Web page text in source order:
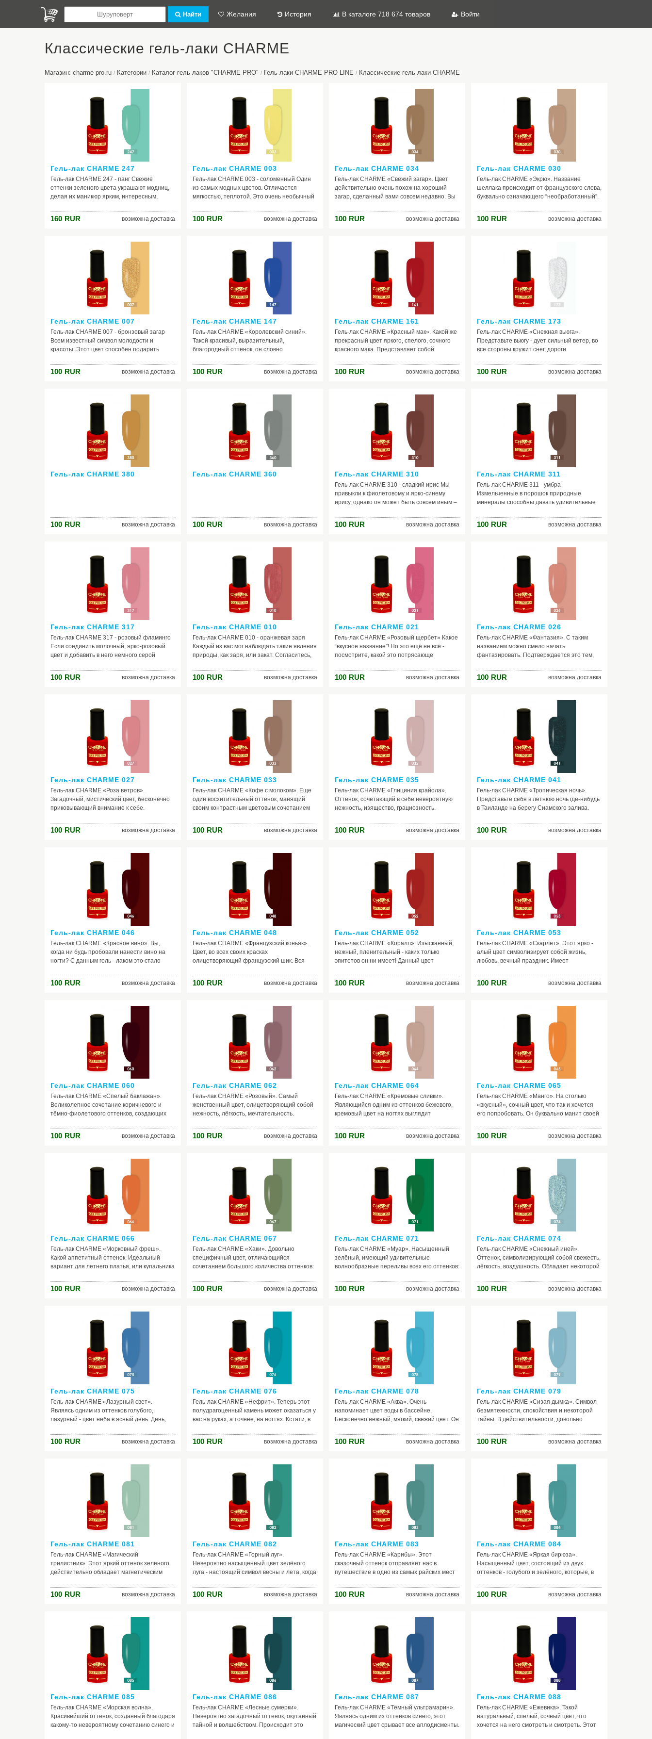
Найти Желания История В каталоге 718 674 товаров Войти
Классические гель-лаки CHARME
Магазин: charme-pro.ru / Категории / Каталог гель-лаков "CHARME PRO" / Гель-лаки CHARME PRO LINE / Классические гель-лаки CHARME
Гель-лак CHARME 247
Гель-лак CHARME 247 - панг Свежие
оттенки зеленого цвета украшают модниц,
делая их маникюр ярким, интересным,
нежнейший природный оттенок на ваших
пальчиках. Благодаря мягкой палитре он не
и окружающим. Чудесные мятные оттенки
идут как брюнеткам, так и блондинкам. Если
же вы подберете туфельки и сумочку в тон,
сможете стать на любом мероприятии
160 RUR возможна доставка
Гель-лак CHARME 003
Гель-лак CHARME 003 - соломенный Один
из самых модных цветов. Отличается
мягкостью, теплотой. Это очень необычный
удивительно красивое мерцание на ногтях,
что не оставит равнодушным ни одну
будут выглядеть стильно, красиво
переливаться различными оттенками
соломенного цвета. С таким цветом ты
будешь на пике моды и красоты!
100 RUR возможна доставка
Гель-лак CHARME 034
Гель-лак CHARME «Свежий загар». Цвет
действительно очень похож на хороший
загар, сделанный вами совсем недавно. Вы
песок, лёгкий ветерок, ласковое солнце - всё
это нашло отражение в этом удивительном
песочный, насыщенный жёлтый, как
впрочем, и остальные тёплые цвета
(розовый, бежевый, оранжевый, красный и
другие) очень хорошо будут смотреться с
100 RUR возможна доставка
Гель-лак CHARME 030
Гель-лак CHARME «Экрю». Название
шеллака происходит от французского слова,
буквально означающего “необработанный”.
и коричневого. В действительности цвет
очень близок к бежевому, играя всеми его
оттеночной гаммой, лак для ногтей
невероятно востребован среди девушек и
100 RUR возможна доставка
Гель-лак CHARME 007
Гель-лак CHARME 007 - бронзовый загар
Всем известный символ молодости и
красоты. Этот цвет способен подарить
положительной энергии. Словно хороший
загар, лак ложится также ровно.
коричневые оттенки с красным, или жёлтым
отливом, в некотором смысле очень
напоминающих золото. Поэтому, поверьте, с
таким гель - лаком ваши ноготки будут
смотреться очень даже богато!
100 RUR возможна доставка
Гель-лак CHARME 147
Гель-лак CHARME «Королевский синий».
Такой красивый, выразительный,
благородный оттенок, он словно
гармонии, полета по бескрайнему небу. Лак
для ногтей идеален в качестве дополнения
красоту, женственность, индивидуальность.
Цвет настоящих принцесс и королев! Синий
имеет большое количество сочетаний с
другими оттенками, где каждый раз он
раскрывает себя по-новому, так что смело
можете экспериментировать.
100 RUR возможна доставка
Гель-лак CHARME 161
Гель-лак CHARME «Красный мак». Какой же
прекрасный цвет яркого, спелого, сочного
красного мака. Представляет собой
огня, сильной энергетики. Хорошо будет
сочетаться с одеждой такого же красного в
синим, жёлтым, оранжевым, золотистым.
Если вы хотите стать заметнее, создать
действительно яркий, неподражаемый,
невероятно привлекательный образ, очень
рекомендуем вам приобрести такой шеллак.
100 RUR возможна доставка
Гель-лак CHARME 173
Гель-лак CHARME «Снежная вьюга».
Представьте вьюгу - дует сильный ветер, во
все стороны кружит снег, дороги
передаёт это особое состояние. Да, с одной
стороны хочется, чтобы вьюга поскорее
согласитесь в ней есть что-то такое
таинственное, магическое, когда всё в снегу,
ничего не видно, все во мгле, открывается
простор для фантазий, и ты чувствуешь
жизнь и движение природы. Поэтому, если
вы захотите создать какой-то невероятный
загадочный образ, не забудьте нанести на
ногти этот шеллак.
100 RUR возможна доставка
Гель-лак CHARME 380
100 RUR возможна доставка
Гель-лак CHARME 360
100 RUR возможна доставка
Гель-лак CHARME 310
Гель-лак CHARME 310 - сладкий ирис Мы
привыкли к фиолетовому и ярко-синему
ирису, однако он может быть совсем иным –
лепестки растут как будто без воды и
солнечного цвета. Но вот чей-то ласковый
расцветает от удовольствия, наполняясь
энергий и силой. Так под лучами УФ-лампы
раскрывается гель-лак «Сладкий ирис».
Темный, строгий цвет наполняется
очарованием, гармонией и блеском.
100 RUR возможна доставка
Гель-лак CHARME 311
Гель-лак CHARME 311 - умбра
Измельченные в порошок природные
минералы способны давать удивительные
ассоциации с рыхлой землей, шкуркой
животных, ароматной древесиной. В нем
природно. Этот теплый, глубокий цвет
подарит истинное наслаждение той, кто
любит быть в гармонии с природой, ценит
ее подлинную красоту. Идеально выглядит в
сочетании с другими природными цветами –
терракотовым, зеленым, желтым.
100 RUR возможна доставка
Гель-лак CHARME 317
Гель-лак CHARME 317 - розовый фламинго
Если соединить молочный, ярко-розовый
цвет и добавить в него немного серой
«розовый фламинго». Романтичный и
свежий, прелестный в своей наивности, он
гламурной женщины. В ней столько
мечтательности и нежности, что она не
боится «девичьих» розовых оттенков. Гель-
лак «Розовый фламинго» - классика легкого
и непосредственного отношения к жизни.
100 RUR возможна доставка
Гель-лак CHARME 010
Гель-лак CHARME 010 - оранжевая заря
Каждый из вас мог наблюдать такие явления
природы, как заря, или закат. Согласитесь,
Ну а мы, тем временем, представляем
вашем вниманию - зарю, утопающую в лучах
романтики, волшебства и непередаваемых
счастливых мгновений. С этим лаком для
ногтей вы с лёгкостью сможете поймать ту
самую волну “оранжевого счастья”!
100 RUR возможна доставка
Гель-лак CHARME 021
Гель-лак CHARME «Розовый щербет» Какое
“вкусное название”! Но это ещё не всё -
посмотрите, какой это потрясающе
особенность - он всегда в тренде! Во -
первых, потому что в нём можно разглядеть
цвета фуксии. Во - вторых, сочетается с
большим количеством других цветов: белым,
серым, голубым, сиреневым, бирюзовым,
жёлтым, коричневым и т.д. Он подходит
брюнеткам, так и блондинкам. Поэтому,
дорогие красавицы, обратите особое
внимание на данный шеллак!
100 RUR возможна доставка
Гель-лак CHARME 026
Гель-лак CHARME «Фантазия». С таким
названием можно смело начать
фантазировать. Подтверждается это тем,
любому цвету одежды из вашего гардероба.
Синий, жёлтый, голубой, красный, зелёный,
был цвет, каждый по-своему будет идеально
сочетаться с этим лаком для ногтей.
Потребуется только одно - отсутствие
страха к экспериментам, и тогда у вас
появится возможность открыть для себя
новые интересные образы, в которых вы
будете смотреться невероятно
фантастично.
100 RUR возможна доставка
Гель-лак CHARME 027
Гель-лак CHARME «Роза ветров».
Загадочный, мистический цвет, бесконечно
приковывающий внимание к себе.
одновременно стойкий, яркий, насыщенный.
Это оттенок настроения, который
гель - лака, вы открываете тайну, которая
знакома будет только вам. Этот
удивительный цвет способен наполнить
ваш образ безграничной свободой и
100 RUR возможна доставка
Гель-лак CHARME 033
Гель-лак CHARME «Кофе с молоком». Еще
один восхитительный оттенок, манящий
своим контрастным цветовым сочетанием
загадочный цвет, способный сделать ваши
ноготки неузнаваемо выразительными. С
белого, коричневого и зелёного цветов.
Шеллак способен подчеркнуть глубину и
многогранность вашего образа, сделав его
неподражаемо чудесным.
100 RUR возможна доставка
Гель-лак CHARME 035
Гель-лак CHARME «Глициния крайола».
Оттенок, сочетающий в себе невероятную
нежность, изящество, грациозность.
растение, именно поэтому этот цвет так
экзотичен, обладая всеми качествами для
для ваших ногтей. На солнце гель - лак
способен переливаться своими красками:
светло - розовым, сиреневым и фиолетовым
100 RUR возможна доставка
Гель-лак CHARME 041
Гель-лак CHARME «Тропическая ночь».
Представьте себя в летнюю ночь где-нибудь
в Таиланде на берегу Сиамского залива.
самые сладкие - восторг, радость, приятное
волнение, полное единение с природой.
наполнен «ароматом тропиков» и способен
передать это вам. Кроме этого, заметьте его
лёгкое волшебное мерцание, что добавляет
ярких положительных эмоций. Если вы
желаете окунуться в эту загадочную
тропическую атмосферу, данный лак для
ногтей для вас - mush have.
100 RUR возможна доставка
Гель-лак CHARME 046
Гель-лак CHARME «Красное вино». Вы,
когда ни будь пробовали нанести вино на
ногти? С данным гель - лаком это стало
как лучшее французское вино, насыщенный,
шелковистый, богатый на оттенки -
смородиновый. К такому цвету хорошо
подойдут - ярко - жёлтый, оранжевый,
молочно - белый, бежевый, благородный
зелёный, синий, серебряный и золотистый.
100 RUR возможна доставка
Гель-лак CHARME 048
Гель-лак CHARME «Французский коньяк».
Цвет, во всех своих красках
олицетворяющий французский шик. Вся
гармоничном сочетании глубокого
коричневого и лёгкого красного, где первый
Можете быть уверены, с таким цветом вы
всегда будете в моде. Особенно хорошо лак
для ногтей будет смотреться на загорелой,
100 RUR возможна доставка
Гель-лак CHARME 052
Гель-лак CHARME «Коралл». Изысканный,
нежный, пленительный - каких только
эпитетов он ни имеет! Данный цвет
кораллово - красный, красно - оранжевый,
лилово - розовый, розово - оранжевый.
коралловых тонов. Наиболее актуален в
весенне - летний период - время
пробуждения, свежести, отдыха. Именно в
этот момент гель - лак становится важным
из главных ролей в создании необходимого
100 RUR возможна доставка
Гель-лак CHARME 053
Гель-лак CHARME «Скарлет». Этот ярко -
алый цвет символизирует собой жизнь,
любовь, вечный праздник. Имеет
выполненной в тёмно - синей, зелёной
гамме, а также имеющей сочетание белого,
фиолетового цветов. Ногти, накрашенные
данным шеллаком, становятся не просто
красивыми, а невероятно
привлекательными - благодаря особой
энергетике оттенка. Так что, выбор за вами!
100 RUR возможна доставка
Гель-лак CHARME 060
Гель-лак CHARME «Спелый баклажан».
Великолепное сочетание коричневого и
тёмно-фиолетового оттенков, создающих
таинственности, дополняя ваш образ
особым аристократизмом. На ногтях гель-
насыщенно, благородно. Особенно
понравится любительницам тёмных тонов.
Способен украсить любой ваш look: будь то
повседневный, деловой, или вечерний.
100 RUR возможна доставка
Гель-лак CHARME 062
Гель-лак CHARME «Розовый». Самый
женственный цвет, олицетворяющий собой
нежность, лёгкость, мечтательность.
просто богиня! Остаться незамеченной
просто не получится. Оттенок прекрасно
вечеринку, и под какой-то особенный
праздник. Розовый имеет большое
количество удачных сочетаний с другими
цветами: белым, серым, голубым, зелёным,
100 RUR возможна доставка
Гель-лак CHARME 064
Гель-лак CHARME «Кремовые сливки».
Являющийся одним из оттенков бежевого,
кремовый цвет на ногтях выглядит
него сливки вносят свой колорит, придавая
лёгкую желтизну, за счёт чего цвет начинает
очень красиво будет сочетаться какое-
нибудь лёгкое, воздушное коктейльное
платье пастельных тонов - кораллового,
светло-розового бледно-голубого, лилового,
100 RUR возможна доставка
Гель-лак CHARME 065
Гель-лак CHARME «Манго». На столько
«вкусный», сочный цвет, что так и хочется
его попробовать. Он буквально манит своей
себя на берегу моря с бокалом мангового
сока! Согласитесь, это превосходно, как,
в меньшей степени погружаетесь в
атмосферу релакса, заряжаетесь
солнечным настроением, получая максимум
положительных эмоций. Очень рекомендуем
приобрести вам этот чудесный шеллак.
100 RUR возможна доставка
Гель-лак CHARME 066
Гель-лак CHARME «Морковный фреш».
Какой аппетитный оттенок. Идеальный
вариант для летнего платья, или купальника
смотрится с одеждой белого, малахитового,
чёрного, светло-коричневого и ярко-
способный утолить вашу жажду в новых
ощущениях и эмоциях. Он сильно
выделяется на фоне других оттенков,
поэтому не заметить его никак нельзя.
Следовательно, с данным гель-лаком
внимание вам точно обеспечено!
100 RUR возможна доставка
Гель-лак CHARME 067
Гель-лак CHARME «Хаки». Довольно
специфичный цвет, отличающийся
сочетанием большого количества оттенков:
оттенками зелёного. Конечно, если вы
предпочитаете стиль милитари, вам
Цвет, символизирующий собой
решительность уверенность в себе. В тоже
время он очень естественный, так как
приближен к оттенкам земли, травы и
100 RUR возможна доставка
Гель-лак CHARME 071
Гель-лак CHARME «Муар». Насыщенный
зелёный, имеющий удивительные
волнообразные переливы всех его оттенков:
мятного, изумрудного, темно-зелёного.
Сочетается практически со всеми тонами в
чёрным, красным, розовым, оранжевым,
синим, фиолетовым и другими. Кстати,
именно зелёный является цветом,
наиболее благотворно влияющим на нас.
Поэтому очень рекомендуем вам
приобрести данный шеллак.
100 RUR возможна доставка
Гель-лак CHARME 074
Гель-лак CHARME «Снежный иней».
Оттенок, символизирующий собой свежесть,
лёгкость, воздушность. Обладает некоторой
переливам и красивейшему мерцанию.
Хорошо будет смотреться с одеждой
голубым, фиолетовым, тёмно-сиреневым.
Цвет подойдет как для зимы, так и для лета.
Отличный вариант шеллака на каждый день.
100 RUR возможна доставка
Гель-лак CHARME 075
Гель-лак CHARME «Лазурный свет».
Являясь одним из оттенков голубого,
лазурный - цвет неба в ясный день. День,
дует лёгкий ветерок - одним словом, полная
идиллия. Именно такое настроение
Кроме всего, в нём очень много эмоций, так
как лазурный сильно связан с природой -
водой и небом. К гель-лаку идеально
подойдет одежда пастельных тонов:
фиолетового, светло-голубого и других, а
также холодных оттенков синего, голубого,
фиолетового.
100 RUR возможна доставка
Гель-лак CHARME 076
Гель-лак CHARME «Нефрит». Теперь этот
полудрагоценный камень может оказаться у
вас на руках, а точнее, на ногтях. Кстати, в
серебро и золото. Являясь оттенком
богатого зелёного, цвет выглядит очень
ногтей «Нефрит» есть своя особенность: он
способен стать настоящим украшением
вашего образа, при этом одежа может быть
совершенно любых тонов.
100 RUR возможна доставка
Гель-лак CHARME 078
Гель-лак CHARME «Аква». Очень
напоминает цвет воды в бассейне.
Бесконечно нежный, мягкий, свежий цвет. Он
светло-голубых, бежевых, нежно-розовых,
молочных, персиковых, серо-фиолетовых и
отличное решение для весны, или лета, при
этом им можно красить ногти, как на
повседневный выход, так и какую-то особую
100 RUR возможна доставка
Гель-лак CHARME 079
Гель-лак CHARME «Сизая дымка». Символ
безмятежности, спокойствия и некоторой
тайны. В действительности, довольно
серым оттенком с синевато-белёсым
отливом и лёгкой дымчатостью,
Данный лак для ногтей неплохо будет
смотреться с тёплыми тонами в одежде:
розовым, коралловым, красным, жёлтым,
оранжевым, коричневым, оливковым.
100 RUR возможна доставка
Гель-лак CHARME 081
Гель-лак CHARME «Магический
трилистник». Этот яркий оттенок зелёного
действительно обладает магнетическим
жизни, новой позитивной энергии. Самый
весенний цвет, поднимающий настроение,
ресурсы. Так что «магический трилистник»
больше, чем просто лак. Если ваш лук таких
же сочных и свежих тонов, то данный гель-
лак как нельзя лучше дополнит его.
100 RUR возможна доставка
Гель-лак CHARME 082
Гель-лак CHARME «Горный луг».
Невероятно насыщенный цвет зелёного
луга - настоящий символ весны и лета, когда
горными цветами. Этот волшебный оттенок
погружает в подлинную атмосферу добра и
Интересно, что данный цвет - результат
необычного сочетания двух оттенков
изумрудного и зелёного. Возможно, именно
поэтому представленный лак для ногтей
смотрится как-то по-особенному красиво.
100 RUR возможна доставка
Гель-лак CHARME 083
Гель-лак CHARME «Карибы». Этот
сказочный оттенок отправляет нас в
путешествие в одно из самых райских мест
представьте - ласковое солнце, бирюзовое
море, бескрайние пляжи с белоснежным
цвет буквально пропитан. Поэтому, если вы
настроены на отдых, хотите отправиться в
далекие страны, а, может быть, на острова,
то шеллак «Карибы» обязательно должен
100 RUR возможна доставка
Гель-лак CHARME 084
Гель-лак CHARME «Яркая бирюза».
Насыщенный цвет, состоящий из двух
оттенков - голубого и зелёного, которые, в
яркий синий и зелёный, тёмный аквамарин.
Такая вот получается палитра, благодаря
бесподобно красиво! Бирюзовый и всего его
оттенки всегда в моде. Поэтому, смело
экспериментируйте, создавайте луки
данной цветовой гаммы, в том числе
используя этот великолепный гель-лак.
100 RUR возможна доставка
Гель-лак CHARME 085
Гель-лак CHARME «Морская волна».
Красивейший оттенок, созданный благодаря
какому-то невероятному сочетанию синего и
Гель-лак CHARME 086
Гель-лак CHARME «Лесные сумерки».
Невероятно загадочный оттенок, окутанный
тайной и волшебством. Происходит это
Гель-лак CHARME 087
Гель-лак CHARME «Тёмный ультрамарин».
Являясь одним из оттенков синего, этот
магический цвет срывает все аплодисменты.
Гель-лак CHARME 088
Гель-лак CHARME «Ежевика». Такой
натуральный, спелый, сочный цвет, что
хочется на него смотреть и смотреть. Этот